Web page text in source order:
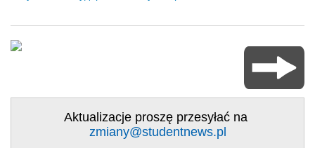
Aktualizacje proszę przesyłać na
zmiany@studentnews.pl